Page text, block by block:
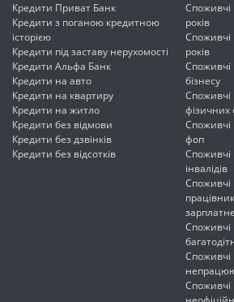
Кредити Приват Банк
Кредити з поганою кредитною
історією
Кредити під заставу нерухомості
Кредити Альфа Банк
Кредити на авто
Кредити на квартиру
Кредити на житло
Кредити без відмови
Кредити без дзвінків
Кредити без відсотків
років
років
бізнесу
фізичних
фоп
інвалідів